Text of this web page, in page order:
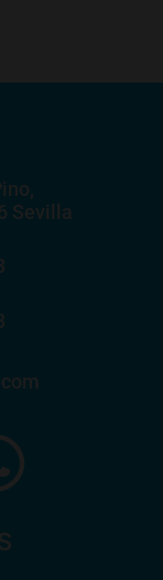
Sevilla